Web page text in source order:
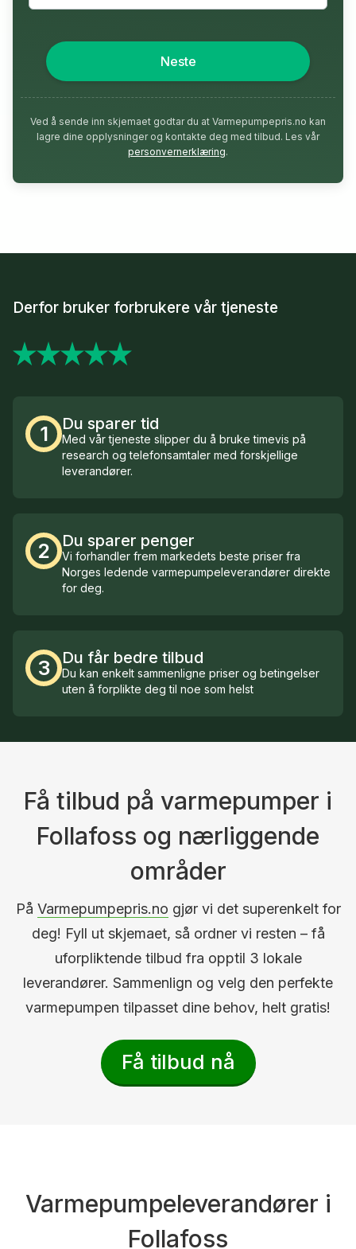
Neste
Ved å sende inn skjemaet godtar du at Varmepumpepris.no kan
lagre dine opplysninger og kontakte deg med tilbud. Les vår
personvernerklæring.
Derfor bruker forbrukere vår tjeneste
1 Du sparer tid
Med vår tjeneste slipper du å bruke timevis på
research og telefonsamtaler med forskjellige
leverandører.
2 Du sparer penger
Vi forhandler frem markedets beste priser fra
Norges ledende varmepumpeleverandører direkte
for deg.
3 Du får bedre tilbud
Du kan enkelt sammenligne priser og betingelser
uten å forplikte deg til noe som helst
Få tilbud på varmepumper i
Follafoss og nærliggende
områder
På Varmepumpepris.no gjør vi det superenkelt for
deg! Fyll ut skjemaet, så ordner vi resten – få
uforpliktende tilbud fra opptil 3 lokale
leverandører. Sammenlign og velg den perfekte
varmepumpen tilpasset dine behov, helt gratis!
Få tilbud nå
Varmepumpeleverandører i
Follafoss